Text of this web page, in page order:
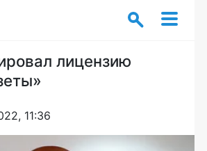
лицензию
11:36